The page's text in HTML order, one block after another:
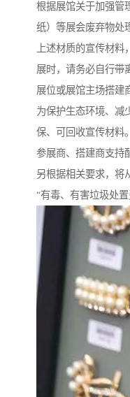
根据展馆关于加强管
纸）等展会废弃物处
上述材质的宣传材
展时，请务必自行带
展位或展馆主场搭建
为保护生态环境、减
保、可回收宣传材料
参展商、搭建商支持
另根据相关要求，将
“有毒、有害垃圾处